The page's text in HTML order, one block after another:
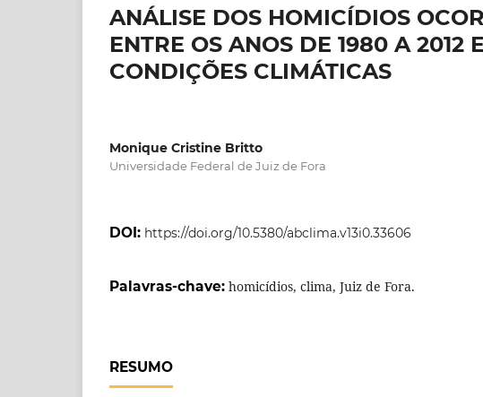
ANÁLISE DOS HOMICÍDIOS
ENTRE OS ANOS DE 1980 A 2012
CONDIÇÕES CLIMÁTICAS
Monique Cristine Britto
Universidade Federal de Juiz de Fora
DOI: https://doi.org/10.5380/abclima.v13i0.33606
Palavras-chave: homicídios, clima, Juiz de Fora.
RESUMO